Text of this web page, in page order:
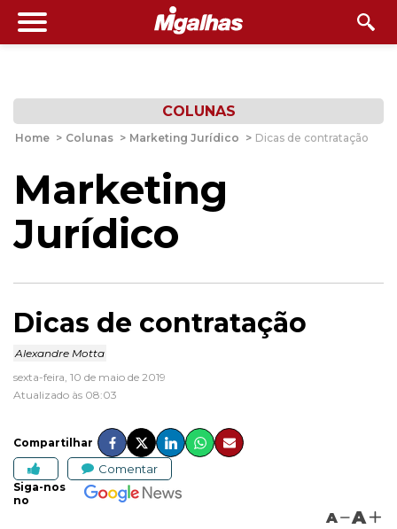
COLUNAS
Home > Colunas > Marketing Jurídico > Dicas de contratação
Marketing
Jurídico
Dicas de contratação
Alexandre Motta
sexta-feira, 10 de maio de 2019
Atualizado às 08:03
Compartilhar
Comentar
Siga-nos
no
A A